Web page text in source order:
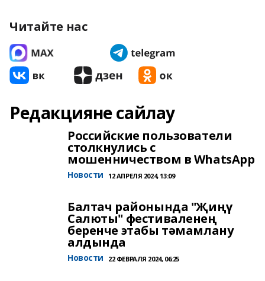
Читайте нас
Редакцияне сайлау
Российские пользователи
столкнулись с
мошенничеством в WhatsApp
Новости 12 АПРЕЛЯ 2024, 13:09
Балтач районында "Җиңү
Салюты" фестиваленең
беренче этабы тәмамлану
алдында
Новости 22 ФЕВРАЛЯ 2024, 06:25